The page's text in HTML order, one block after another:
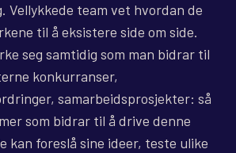
Vellykkede team vet hvordan de
til å eksistere side om side.
seg samtidig som man bidrar til
konkurranser,
samarbeidsprosjekter: så
som bidrar til å drive denne
kan foreslå sine ideer, teste ulike